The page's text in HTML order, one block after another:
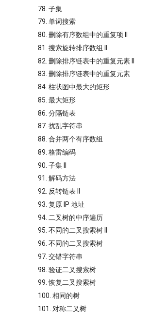
78. 子集
79. 单词搜索
80. 删除有序数组中的重复项 II
81. 搜索旋转排序数组 II
82. 删除排序链表中的重复元素 II
83. 删除排序链表中的重复元素
84. 柱状图中最大的矩形
85. 最大矩形
86. 分隔链表
87. 扰乱字符串
88. 合并两个有序数组
89. 格雷编码
90. 子集 II
91. 解码方法
92. 反转链表 II
93. 复原 IP 地址
94. 二叉树的中序遍历
95. 不同的二叉搜索树 II
96. 不同的二叉搜索树
97. 交错字符串
98. 验证二叉搜索树
99. 恢复二叉搜索树
100. 相同的树
101. 对称二叉树